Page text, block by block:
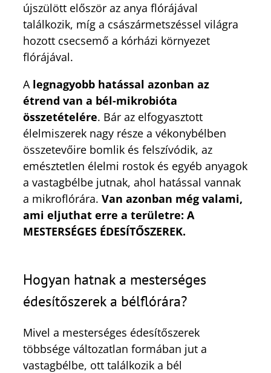
újszülött először az anya flórájával
találkozik, míg a császármetszéssel világra
hozott csecsemő a kórházi környezet
flórájával.
A legnagyobb hatással azonban az
étrend van a bél-mikrobióta
összetételére. Bár az elfogyasztott
élelmiszerek nagy része a vékonybélben
összetevőire bomlik és felszívódik, az
emésztetlen élelmi rostok és egyéb anyagok
a vastagbélbe jutnak, ahol hatással vannak
a mikroflórára. Van azonban még valami,
ami eljuthat erre a területre: A
MESTERSÉGES ÉDESÍTŐSZEREK.
Hogyan hatnak a mesterséges
édesítőszerek a bélflórára?
Mivel a mesterséges édesítőszerek
többsége változatlan formában jut a
vastagbélbe, ott találkozik a bél